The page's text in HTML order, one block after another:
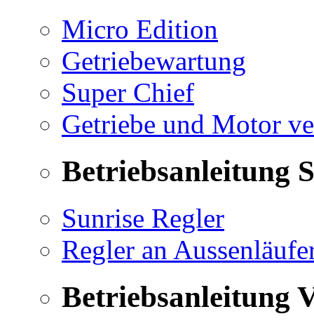
Micro Edition
Getriebewartung
Super Chief
Getriebe und Motor
Betriebsanleitung
Sunrise Regler
Regler an
Betriebsanleitung